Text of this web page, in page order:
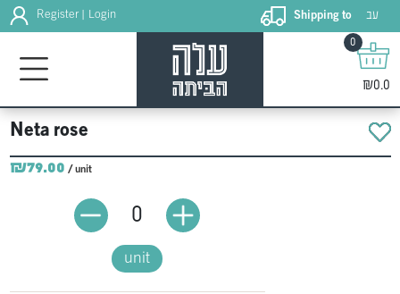
Register Login Shipping to
עב
0
₪0.0
Neta rose
₪79.00 / unit
unit
0